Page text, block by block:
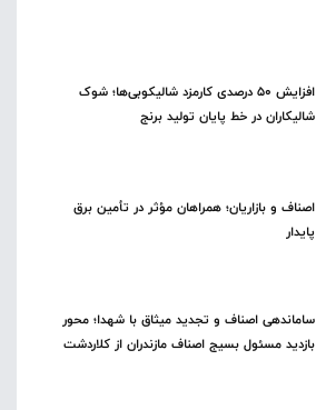
افزایش ۵۰ درصدی کارمزد شالیکوبی‌ها؛ شوک
شالیکاران در خط پایان تولید برنج
اصناف و بازاریان؛ همراهان مؤثر در تأمین برق
پایدار
ساماندهی اصناف و تجدید میثاق با شهدا؛ محور
بازدید مسئول بسیج اصناف مازندران از کلاردشت